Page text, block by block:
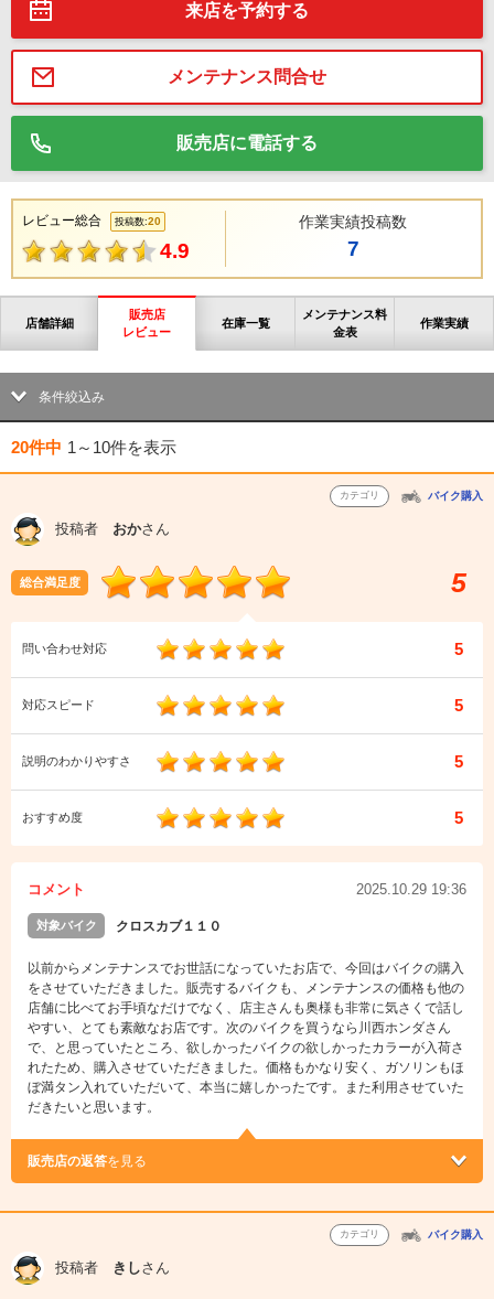
来店を予約する
メンテナンス問合せ
販売店に電話する
レビュー総合 投稿数:20
4.9
作業実績投稿数
7
店舗詳細
販売店
レビュー
在庫一覧
メンテナンス料
金表
作業実績
条件絞込み
20件中 1～10件を表示
カテゴリ バイク購入
投稿者 おかさん
総合満足度 5
問い合わせ対応 5
対応スピード 5
説明のわかりやすさ 5
おすすめ度 5
コメント 2025.10.29 19:36
対象バイク クロスカブ１１０
以前からメンテナンスでお世話になっていたお店で、今回はバイクの購入
をさせていただきました。販売するバイクも、メンテナンスの価格も他の
店舗に比べてお手頃なだけでなく、店主さんも奥様も非常に気さくで話し
やすい、とても素敵なお店です。次のバイクを買うなら川西ホンダさん
で、と思っていたところ、欲しかったバイクの欲しかったカラーが入荷さ
れたため、購入させていただきました。価格もかなり安く、ガソリンもほ
ぼ満タン入れていただいて、本当に嬉しかったです。また利用させていた
だきたいと思います。
販売店の返答を見る
カテゴリ バイク購入
投稿者 きしさん